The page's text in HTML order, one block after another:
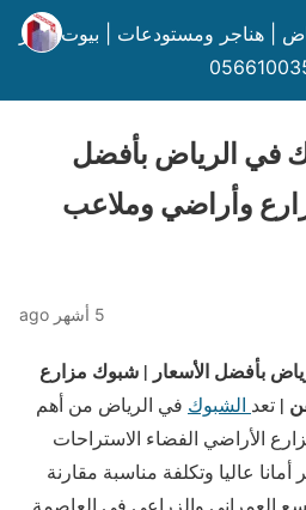
| هناجر ومستودعات | بيوت شعر
في الرياض بأفضل
وأراضي وملاعب
5 أشهر ago
بأفضل الأسعار | شبوك مزارع
| تعد الشبوك في الرياض من أهم
الأراضي الفضاء الاستراحات
عاليا وتكلفة مناسبة مقارنة
العمراني والزراعي في العاصمة